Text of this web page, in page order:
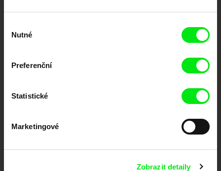
souhlasu
Nutné
Preferenční
Statistické
Marketingové
Zobrazit detaily
festivalů dokumentárního filmu sdružených do Doc Alliance. Naším cílem je
posouvat hranice dokumentárního filmu, propagovat jeho rozmanitost a